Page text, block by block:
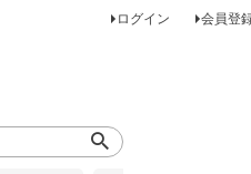
ログイン 会員登